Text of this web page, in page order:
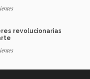
revolucionarias